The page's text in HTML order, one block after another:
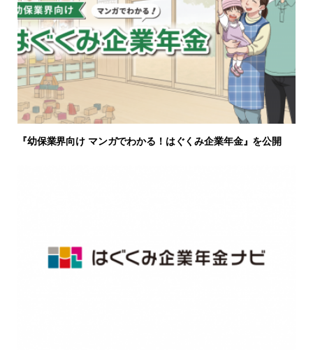
『幼保業界向け マンガでわかる！はぐくみ企業年金』を公開